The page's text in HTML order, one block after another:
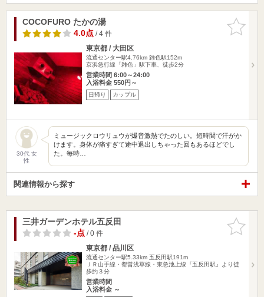
お気に入
りに追加
COCOFURO たかの湯
4.0点/ 4 件
東京都 / 大田区
流通センター駅4.76km 雑色駅152m
京浜急行線「雑色」駅下車、徒歩2分
営業時間 6:00～24:00
入浴料金 550円～
日帰り カップル
30代 女
性
ミュージックロウリュウが爆音激熱でたのしい。短時間で汗がか
けます。身体が痛すぎて途中退出しちゃった回もあるほどでし
た。毎時…
関連情報から探す
お気に入
りに追加
三井ガーデンホテル五反田
-点/ 0 件
東京都 / 品川区
流通センター駅5.33km 五反田駅191m
ＪＲ山手線・都営浅草線・東急池上線『五反田駅』より徒
歩約３分
営業時間
入浴料金 ～